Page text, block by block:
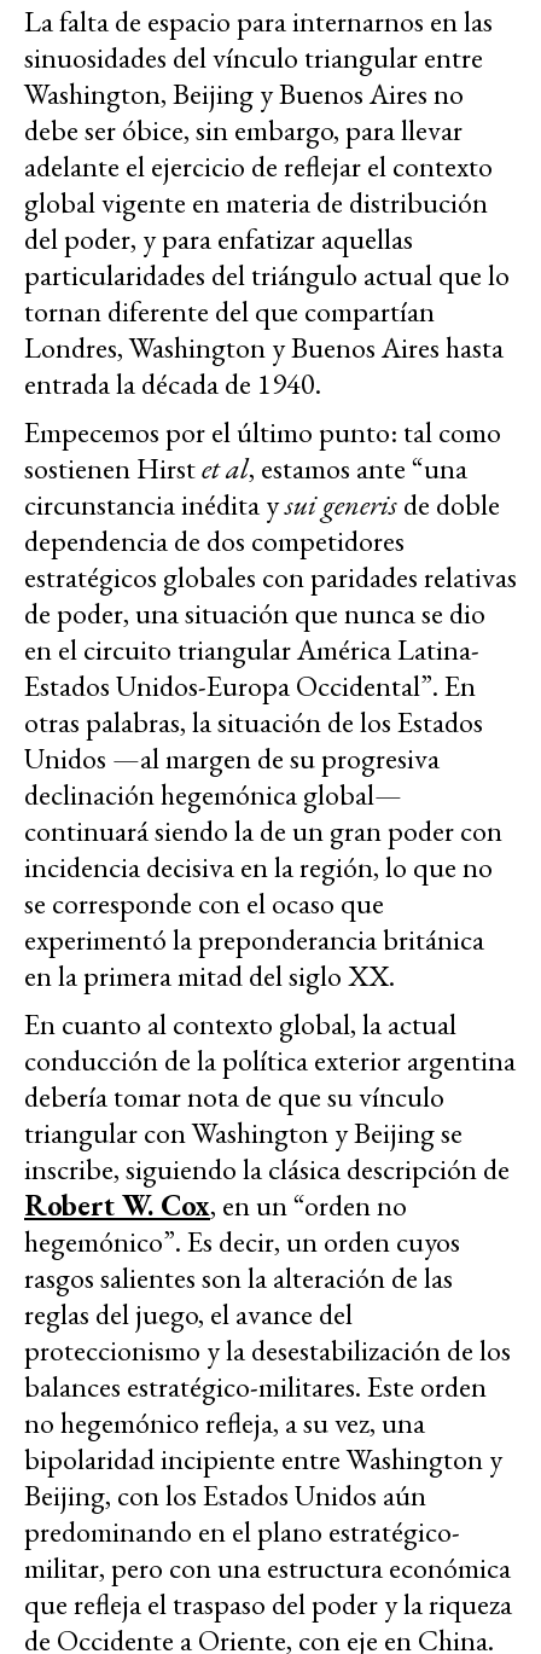
La falta de espacio para internarnos en las
sinuosidades del vínculo triangular entre
Washington, Beijing y Buenos Aires no
debe ser óbice, sin embargo, para llevar
adelante el ejercicio de reflejar el contexto
global vigente en materia de distribución
del poder, y para enfatizar aquellas
particularidades del triángulo actual que lo
tornan diferente del que compartían
Londres, Washington y Buenos Aires hasta
entrada la década de 1940.
Empecemos por el último punto: tal como
sostienen Hirstet al, estamos ante “una
circunstancia inédita ysui generisde doble
dependencia de dos competidores
estratégicos globales con paridades relativas
de poder, una situación que nunca se dio
en el circuito triangular América Latina-
Estados Unidos-Europa Occidental”. En
otras palabras, la situación de los Estados
Unidos —al margen de su progresiva
declinación hegemónica global—
continuará siendo la de un gran poder con
incidencia decisiva en la región, lo que no
se corresponde con el ocaso que
experimentó la preponderancia británica
en la primera mitad del siglo XX.
En cuanto al contexto global, la actual
conducción de la política exterior argentina
debería tomar nota de que su vínculo
triangular con Washington y Beijing se
inscribe, siguiendo la clásica descripción de
Robert W. Cox, en un “orden no
hegemónico”. Es decir, un orden cuyos
rasgos salientes son la alteración de las
reglas del juego, el avance del
proteccionismo y la desestabilización de los
balances estratégico-militares. Este orden
no hegemónico refleja, a su vez, una
bipolaridad incipiente entre Washington y
Beijing, con los Estados Unidos aún
predominando en el plano estratégico-
militar, pero con una estructura económica
que refleja el traspaso del poder y la riqueza
de Occidente a Oriente, con eje en China.